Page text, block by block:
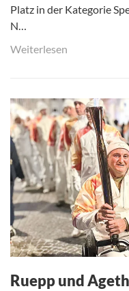
Platz in der Kategorie
N…
Weiterlesen
Ruepp und